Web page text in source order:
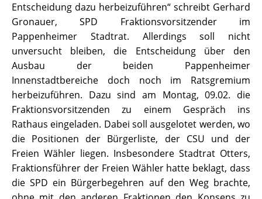
Entscheidung dazu herbeizuführen“ schreibt Gerhard
Gronauer, SPD Fraktionsvorsitzender im
Pappenheimer Stadtrat. Allerdings soll nicht
unversucht bleiben, die Entscheidung über den
Ausbau der beiden Pappenheimer
Innenstadtbereiche doch noch im Ratsgremium
herbeizuführen. Dazu sind am Montag, 09.02. die
Fraktionsvorsitzenden zu einem Gespräch ins
Rathaus eingeladen. Dabei soll ausgelotet werden, wo
die Positionen der Bürgerliste, der CSU und der
Freien Wähler liegen. Insbesondere Stadtrat Otters,
Fraktionsführer der Freien Wähler hatte beklagt, dass
die SPD ein Bürgerbegehren auf den Weg brachte,